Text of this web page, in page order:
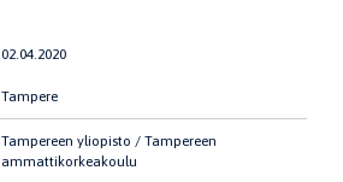
02.04.2020
Tampere
Tampereen yliopisto / Tampereen
ammattikorkeakoulu